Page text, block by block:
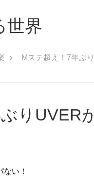
世界
Mステ超え！7年ぶ
りUVER
い！